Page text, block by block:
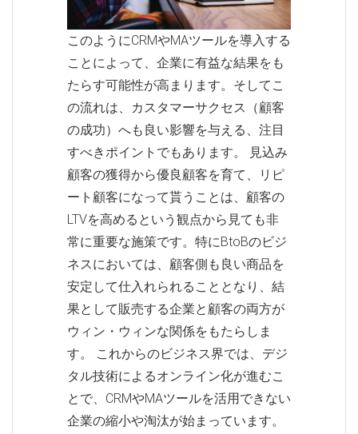
このようにCRMやMAツールを導入する
ことによって、企業に有益な結果をも
たらす可能性が高まります。そしてこ
の流れは、カスタマーサクセス（顧客
の成功）へも良い影響を与える、注目
すべきポイントでもあります。 見込み
顧客の獲得から優良顧客を育て、リピ
ート顧客になって貰うことは、顧客の
LTVを高めるという観点から見ても非
常に重要な施策です。特にBtoBのビジ
ネスにおいては、顧客側も良い商品を
安定して仕入れられることとなり、結
果として販売する企業と顧客の両方が
ウィン・ウィンな関係をもたらしま
す。 これからのビジネス界では、デジ
タル技術によるオンライン化が進むこ
とで、CRMやMAツールを活用できない
企業の縮小や淘汰が始まっています。